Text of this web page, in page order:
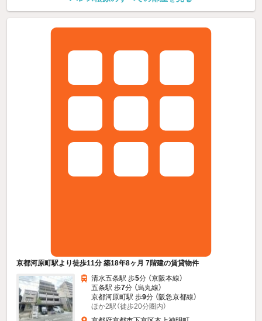
京都河原町駅より徒歩11分 築18年8ヶ月 7階建の賃貸物件
清水五条駅 歩5分 （京阪本線）
五条駅 歩7分 （烏丸線）
京都河原町駅 歩9分 （阪急京都線）
ほか2駅（徒歩20分圏内）